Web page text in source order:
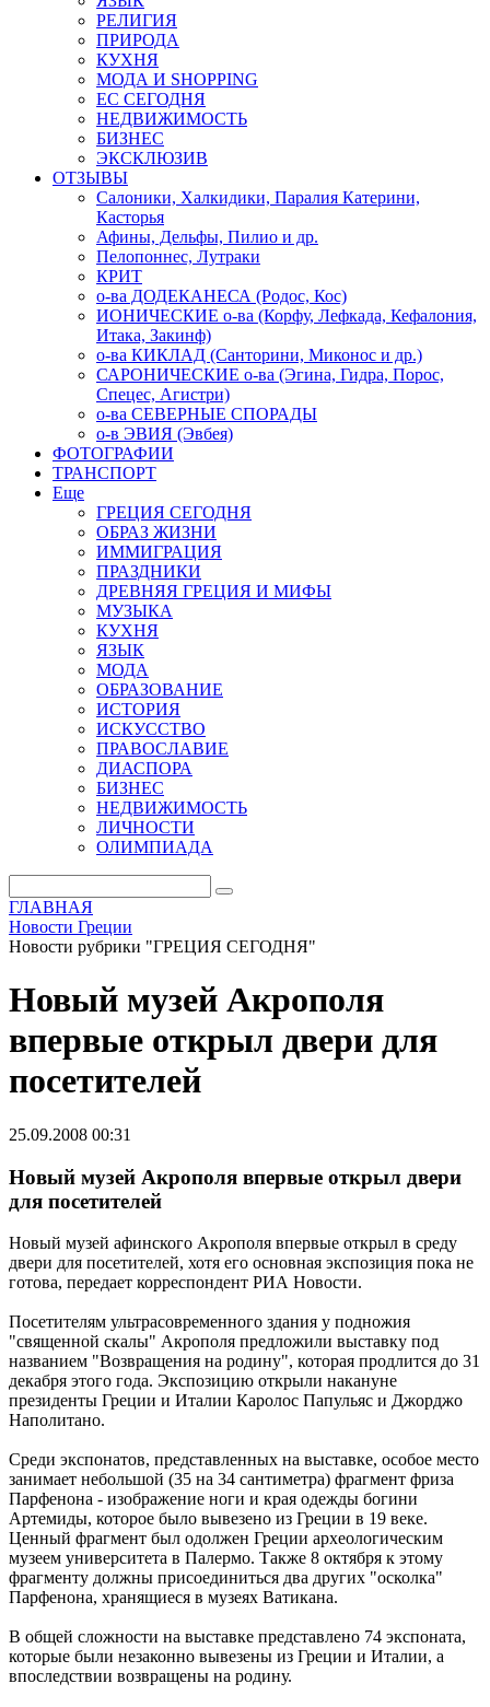
РЕЛИГИЯ
ПРИРОДА
КУХНЯ
МОДА И SHOPPING
ЕС СЕГОДНЯ
НЕДВИЖИМОСТЬ
БИЗНЕС
ЭКСКЛЮЗИВ
ОТЗЫВЫ
Салоники, Халкидики, Паралия Катерини,
Касторья
Афины, Дельфы, Пилио и др.
Пелопоннес, Лутраки
КРИТ
о-ва ДОДЕКАНЕСА (Родос, Кос)
ИОНИЧЕСКИЕ о-ва (Корфу, Лефкада, Кефалония,
Итака, Закинф)
о-ва КИКЛАД (Санторини, Миконос и др.)
САРОНИЧЕСКИЕ о-ва (Эгина, Гидра, Порос,
Спецес, Агистри)
о-ва СЕВЕРНЫЕ СПОРАДЫ
о-в ЭВИЯ (Эвбея)
ФОТОГРАФИИ
ТРАНСПОРТ
Еще
ГРЕЦИЯ СЕГОДНЯ
ОБРАЗ ЖИЗНИ
ИММИГРАЦИЯ
ПРАЗДНИКИ
ДРЕВНЯЯ ГРЕЦИЯ И МИФЫ
МУЗЫКА
КУХНЯ
ЯЗЫК
МОДА
ОБРАЗОВАНИЕ
ИСТОРИЯ
ИСКУССТВО
ПРАВОСЛАВИЕ
ДИАСПОРА
БИЗНЕС
НЕДВИЖИМОСТЬ
ЛИЧНОСТИ
ОЛИМПИАДА
ГЛАВНАЯ
Новости Греции
Новости рубрики "ГРЕЦИЯ СЕГОДНЯ"
Новый музей Акрополя
впервые открыл двери для
посетителей
25.09.2008 00:31
Новый музей Акрополя впервые открыл двери
для посетителей
Новый музей афинского Акрополя впервые открыл в среду
двери для посетителей, хотя его основная экспозиция пока не
готова, передает корреспондент РИА Новости.
Посетителям ультрасовременного здания у подножия
"священной скалы" Акрополя предложили выставку под
названием "Возвращения на родину", которая продлится до 31
декабря этого года. Экспозицию открыли накануне
президенты Греции и Италии Каролос Папульяс и Джорджо
Наполитано.
Среди экспонатов, представленных на выставке, особое место
занимает небольшой (35 на 34 сантиметра) фрагмент фриза
Парфенона - изображение ноги и края одежды богини
Артемиды, которое было вывезено из Греции в 19 веке.
Ценный фрагмент был одолжен Греции археологическим
музеем университета в Палермо. Также 8 октября к этому
фрагменту должны присоединиться два других "осколка"
Парфенона, хранящиеся в музеях Ватикана.
В общей сложности на выставке представлено 74 экспоната,
которые были незаконно вывезены из Греции и Италии, а
впоследствии возвращены на родину.